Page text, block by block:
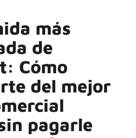
más
de
Cómo
del mejor
pagarle